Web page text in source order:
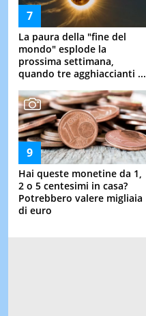
La paura della "fine del
mondo" esplode la
prossima settimana,
quando tre agghiaccianti ...
Hai queste monetine da 1,
2 o 5 centesimi in casa?
Potrebbero valere migliaia
di euro